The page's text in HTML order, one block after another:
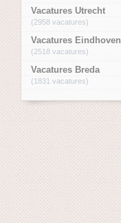
Vacatures Utrecht
(2958 vacatures)
Vacatures Eindhoven
(2518 vacatures)
Vacatures Breda
(1831 vacatures)